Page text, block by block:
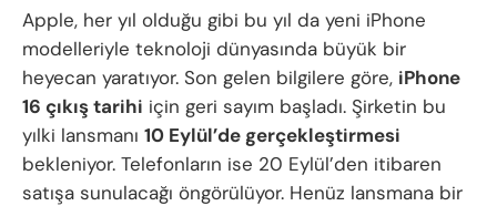
Apple, her yıl olduğu gibi bu yıl da yeni iPhone
modelleriyle teknoloji dünyasında büyük bir
heyecan yaratıyor. Son gelen bilgilere göre, iPhone
16 çıkış tarihi için geri sayım başladı. Şirketin bu
yılki lansmanı 10 Eylül’de gerçekleştirmesi
bekleniyor. Telefonların ise 20 Eylül’den itibaren
satışa sunulacağı öngörülüyor. Henüz lansmana bir